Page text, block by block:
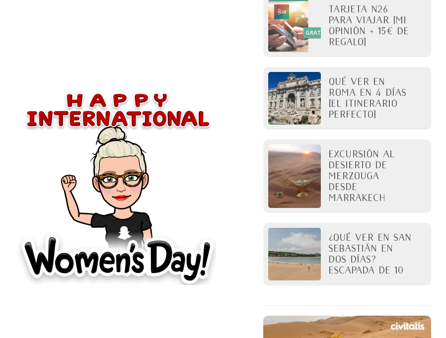
Tarjeta N26
para viajar [Mi
opinión + 15€ de
regalo]
QUÉ VER EN
ROMA en 4 días
[El itinerario
perfecto]
Excursión al
desierto de
Merzouga
desde
Marrakech
¿Qué ver en San
Sebastián en
dos días?
Escapada de 10